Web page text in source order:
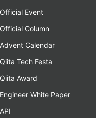
Official Event
Official Column
Advent Calendar
Qiita Tech Festa
Qiita Award
Engineer White Paper
API